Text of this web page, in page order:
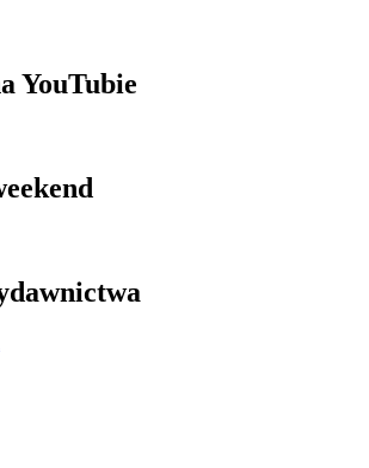
YouTubie